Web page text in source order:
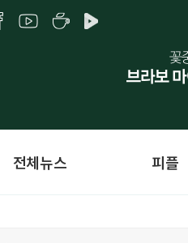
전체뉴스 피플